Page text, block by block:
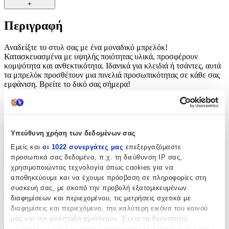
Υπεύθυνη χρήση των δεδομένων σας
Εμείς και οι 1022 συνεργάτες μας επεξεργαζόμαστε
προσωπικά σας δεδομένα, π.χ. τη διεύθυνση IP σας,
χρησιμοποιώντας τεχνολογία όπως cookies για να
αποθηκεύουμε και να έχουμε πρόσβαση σε πληροφορίες στη
συσκευή σας, με σκοπό την προβολή εξατομικευμένων
διαφημίσεων και περιεχομένου, τις μετρήσεις σχετικά με
διαφημίσεις και περιεχόμενο, την καλύτερη εικόνα του κοινού
μας και την ανάπτυξη προϊόντων. Έχετε τη δυνατότητα
+
Περιγραφή
Αναδείξτε το στυλ σας με ένα μοναδικό μπρελόκ!
Κατασκευασμένα με υψηλής ποιότητας υλικά, προσφέρουν
κομψότητα και ανθεκτικότητα. Ιδανικά για κλειδιά ή τσάντες, αυτά
τα μπρελόκ προσθέτουν μια πινελιά προσωπικότητας σε κάθε σας
εμφάνιση. Βρείτε το δικό σας σήμερα!
Χαρακτηριστικά
Κινούμενα Σχέδια
Τύπος:
Μπρελόκ
Κατασκευαστής:
OEM